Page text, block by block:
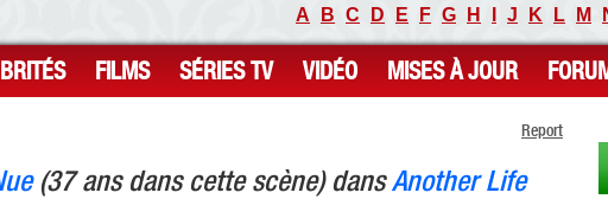
A
B C D E F G H J K L M
FILMS SÉRIES TV VIDÉO MISES À JOUR
Report
(37 ans dans cette scène) dansAnother Life